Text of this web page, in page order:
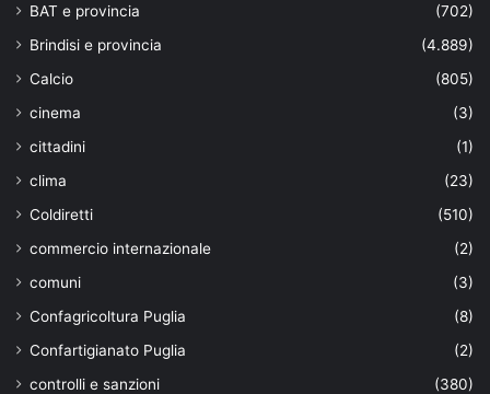
BAT e provincia
(702)
Brindisi e provincia
(4.889)
Calcio
(805)
cinema
(3)
cittadini
(1)
clima
(23)
Coldiretti
(510)
commercio internazionale
(2)
comuni
(3)
Confagricoltura Puglia
(8)
Confartigianato Puglia
(2)
controlli e sanzioni
(380)